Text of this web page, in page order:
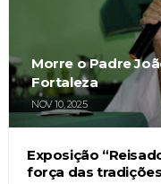
Morre o Padre
Fortaleza
NOV 10, 2025
Exposição
força das